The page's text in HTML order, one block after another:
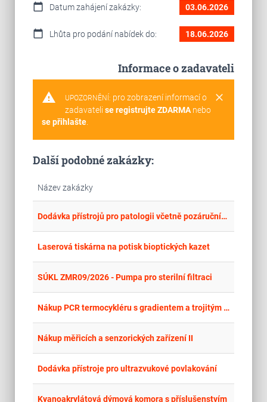
calendar_today Datum zahájení zakázky: 03.06.2026
calendar_today Lhůta pro podání nabídek do: 18.06.2026
Informace o zadavateli
warning clear
UPOZORNĚNÍ: pro zobrazení informací o
zadavateli se registrujte ZDARMAnebo
se přihlašte.
Další podobné zakázky:
Název zakázky
Dodávka přístrojů pro patologii včetně pozáručního servisu a spotřebního materiálu
Laserová tiskárna na potisk bioptických kazet
SÚKL ZMR09/2026 - Pumpa pro sterilní filtraci
Nákup PCR termocykléru s gradientem a trojitým blokem 3 x 32 x 0,2ml
Nákup měřicích a senzorických zařízení II
Dodávka přístroje pro ultrazvukové povlakování
Kyanoakrylátová dýmová komora s příslušenstvím